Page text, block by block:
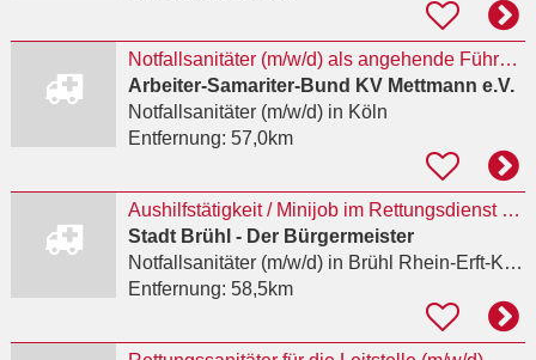
Notfallsanitäter (m/w/d) als angehende Führungskraft
Arbeiter-Samariter-Bund KV Mettmann e.V.
Notfallsanitäter (m/w/d)in Köln
Entfernung: 57,0km
Aushilfstätigkeit / Minijob im Rettungsdienst als Notfallsanitäterin / Notfallsanitäter (m/w/d)
Stadt Brühl - Der Bürgermeister
Notfallsanitäter (m/w/d)in Brühl Rhein-Erft-Kreis
Entfernung: 58,5km